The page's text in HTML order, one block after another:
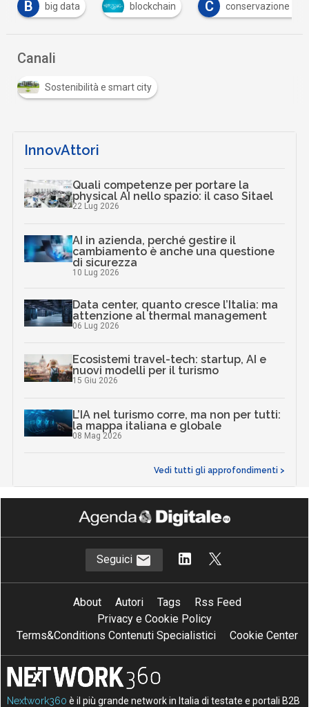
B big data blockchain C conservazione
Canali
Sostenibilità e smart city
InnovAttori
Quali competenze per portare la
physical AI nello spazio: il caso Sitael
22 Lug 2026
AI in azienda, perché gestire il
cambiamento è anche una questione
di sicurezza
10 Lug 2026
Data center, quanto cresce l’Italia: ma
attenzione al thermal management
06 Lug 2026
Ecosistemi travel-tech: startup, AI e
nuovi modelli per il turismo
15 Giu 2026
L’IA nel turismo corre, ma non per tutti:
la mappa italiana e globale
08 Mag 2026
Vedi tutti gli approfondimenti >
Seguici
About Autori Tags
Rss Feed
Privacy e Cookie Policy
Terms&Conditions Contenuti Specialistici
Cookie Center
Nextwork360 è il più grande network in Italia di testate e portali B2B